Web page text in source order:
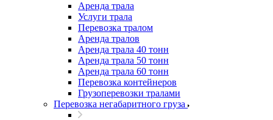
Аренда трала
Услуги трала
Перевозка тралом
Аренда тралов
Аренда трала 40 тонн
Аренда трала 50 тонн
Аренда трала 60 тонн
Перевозка контейнеров
Грузоперевозки тралами
Перевозка негабаритного груза